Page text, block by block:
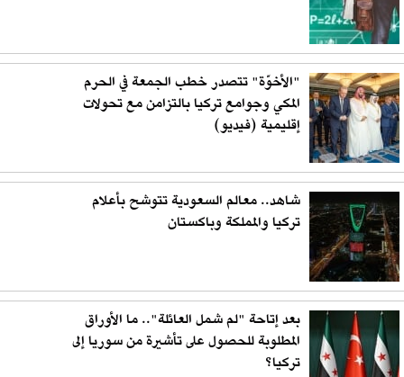
"الأخوّة" تتصدر خطب الجمعة في الحرم
المكي وجوامع تركيا بالتزامن مع تحولات
إقليمية (فيديو)
شاهد.. معالم السعودية تتوشح بأعلام
تركيا والمملكة وباكستان
بعد إتاحة "لم شمل العائلة".. ما الأوراق
المطلوبة للحصول على تأشيرة من سوريا إلى
تركيا؟